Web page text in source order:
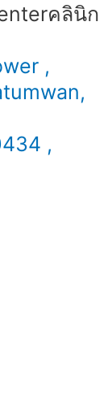
คลินิก
,
,